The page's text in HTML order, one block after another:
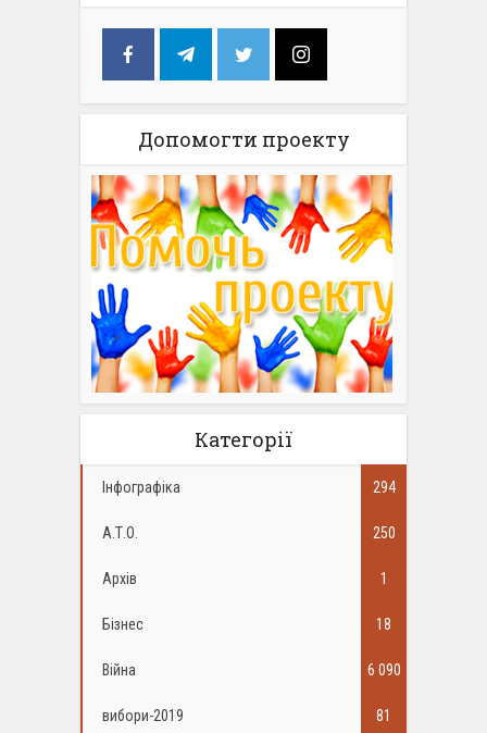
Допомогти проекту
Категорії
Інфографіка 294
А.Т.О. 250
Архів 1
Бізнес 18
Війна 6 090
вибори-2019 81